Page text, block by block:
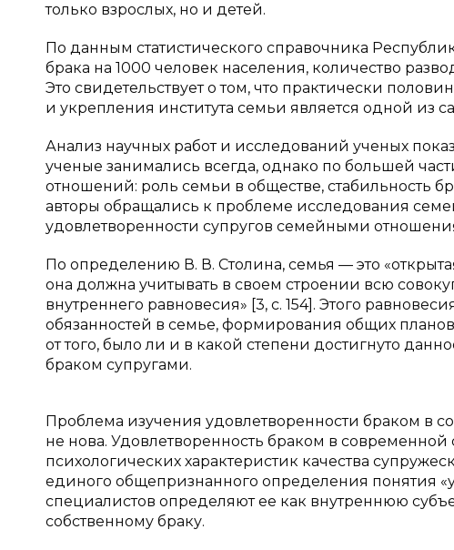
только взрослых, но и детей.
По данным статистического справочника
брака на 1000 человек населения, количество
Это свидетельствует о том, что практически
и укрепления института семьи является одной из
Анализ научных работ и исследований ученых
ученые занимались всегда, однако по большей
отношений: роль семьи в обществе, стабильность
авторы обращались к проблеме исследования
удовлетворенности супругов семейными
По определению В. В. Столина, семья — это
она должна учитывать в своем строении всю
внутреннего равновесия» [3, с. 154]. Этого
обязанностей в семье, формирования общих
от того, было ли и в какой степени достигнуто
браком супругами.
Проблема изучения удовлетворенности браком в
не нова. Удовлетворенность браком в
психологических характеристик качества
единого общепризнанного определения понятия
специалистов определяют ее как внутреннюю
собственному браку.